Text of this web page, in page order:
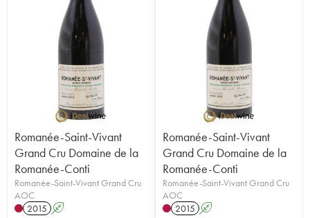
Romanée-Saint-Vivant
Grand Cru Domaine de la
Romanée-Conti
Romanée-Saint-Vivant Grand Cru
AOC
2015 A
Romanée-Saint-Vivant
Grand Cru Domaine de la
Romanée-Conti
Romanée-Saint-Vivant Grand Cru
AOC
2015 A